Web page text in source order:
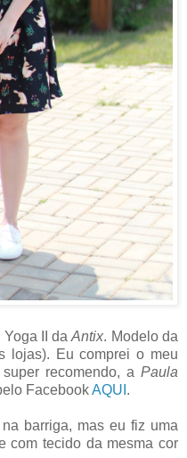
II daAntix. Modelo da
lojas). Eu comprei o meu
recomendo, a Paula
FacebookAQUI .
barriga, mas eu fiz uma
com tecido da mesma cor